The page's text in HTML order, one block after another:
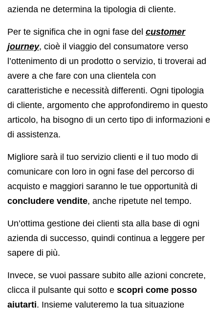
azienda ne determina la tipologia di cliente.
Per te significa che in ogni fase del customer
journey, cioè il viaggio del consumatore verso
l’ottenimento di un prodotto o servizio, ti troverai ad
avere a che fare con una clientela con
caratteristiche e necessità differenti. Ogni tipologia
di cliente, argomento che approfondiremo in questo
articolo, ha bisogno di un certo tipo di informazioni e
di assistenza.
Migliore sarà il tuo servizio clienti e il tuo modo di
comunicare con loro in ogni fase del percorso di
acquisto e maggiori saranno le tue opportunità di
concludere vendite, anche ripetute nel tempo.
Un’ottima gestione dei clienti sta alla base di ogni
azienda di successo, quindi continua a leggere per
sapere di più.
Invece, se vuoi passare subito alle azioni concrete,
clicca il pulsante qui sotto e scopri come posso
aiutarti. Insieme valuteremo la tua situazione